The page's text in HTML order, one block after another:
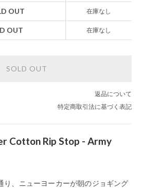
OUT 在庫なし
OUT 在庫なし
SOLD OUT
返品について
特定商取引法に基づく表記
Cotton Rip Stop - Army
り、ニューヨーカーが朝のジョギング